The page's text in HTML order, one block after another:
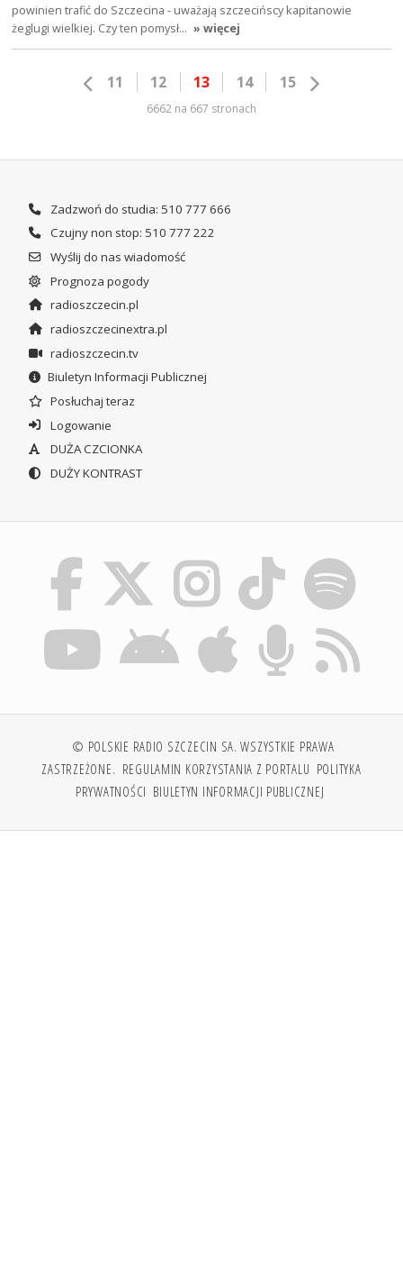
powinien trafić do Szczecina - uważają szczecińscy kapitanowie
żeglugi wielkiej. Czy ten pomysł… » więcej
11 12 13 14 15
6662 na 667 stronach
Zadzwoń do studia: 510 777 666
Czujny non stop: 510 777 222
Wyślij do nas wiadomość
Prognoza pogody
radioszczecin.pl
radioszczecinextra.pl
radioszczecin.tv
Biuletyn Informacji Publicznej
Posłuchaj teraz
Logowanie
DUŻA CZCIONKA
DUŻY KONTRAST
© POLSKIE RADIO SZCZECIN SA. WSZYSTKIE PRAWA
ZASTRZEŻONE. REGULAMIN KORZYSTANIA Z PORTALU POLITYKA
PRYWATNOŚCI BIULETYN INFORMACJI PUBLICZNEJ